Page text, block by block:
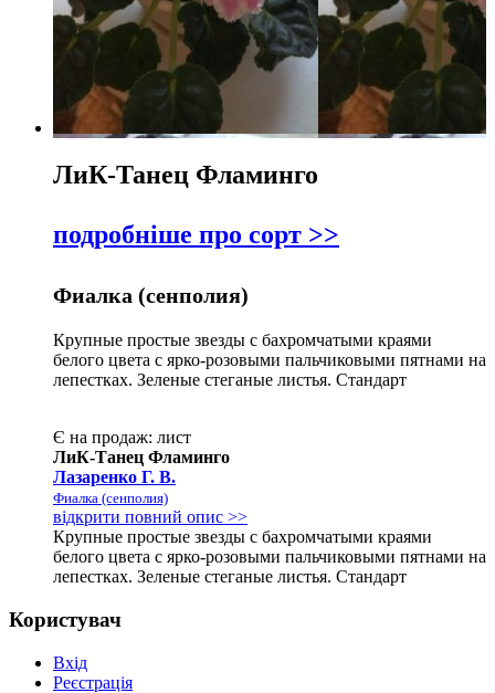
ЛиК-Танец Фламинго
подробніше про сорт >>
Фиалка (сенполия)
Крупные простые звезды с бахромчатыми краями
белого цвета с ярко-розовыми пальчиковыми пятнами на
лепестках. Зеленые стеганые листья. Стандарт
Є на продаж: лист
ЛиК-Танец Фламинго
Лазаренко Г. В.
Фиалка (сенполия)
відкрити повний опис >>
Крупные простые звезды с бахромчатыми краями
белого цвета с ярко-розовыми пальчиковыми пятнами на
лепестках. Зеленые стеганые листья. Стандарт
Користувач
Вхід
Реєстрація